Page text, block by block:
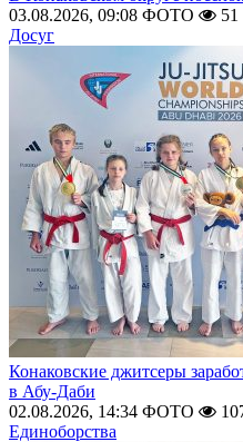
03.08.2026, 09:08 ФОТО
51
Досуг
Конаковские джитсеры
в Абу-Даби
02.08.2026, 14:34 ФОТО
Единоборства